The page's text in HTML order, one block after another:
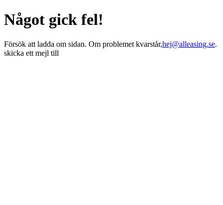
Något gick fel!
Försök att ladda om sidan. Om problemet kvarstår,hej@alleasing.se.
skicka ett mejl till